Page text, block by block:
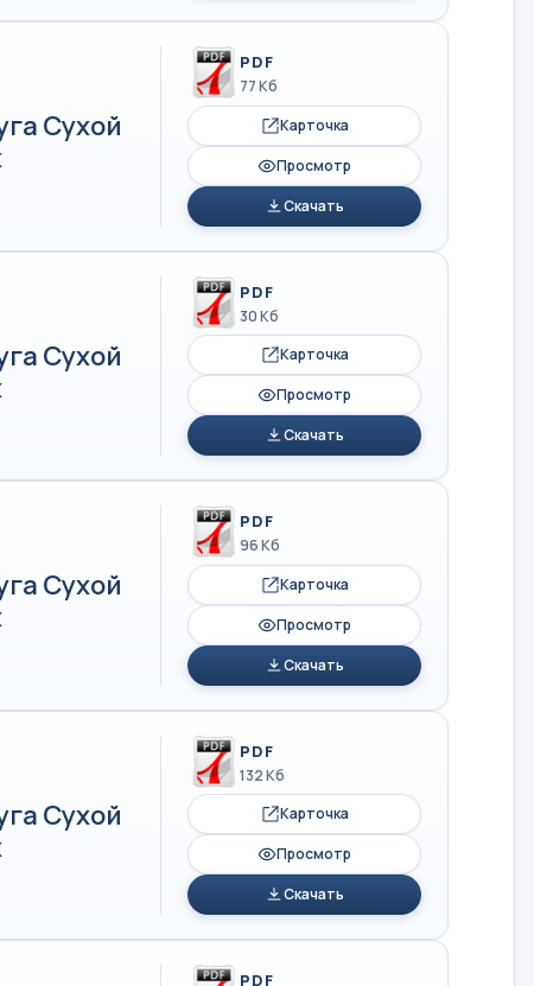
Сухой
PDF
77 Кб
Карточка
Просмотр
Скачать
Сухой
PDF
30 Кб
Карточка
Просмотр
Скачать
Сухой
PDF
96 Кб
Карточка
Просмотр
Скачать
Сухой
PDF
132 Кб
Карточка
Просмотр
Скачать
PDF